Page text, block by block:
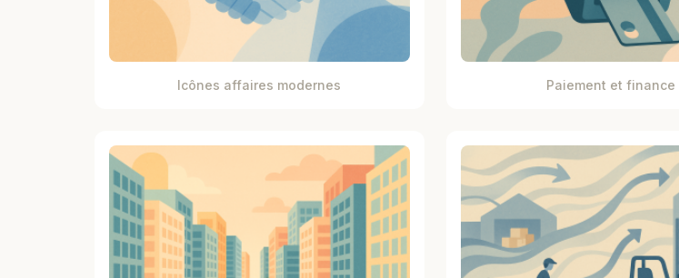
Icônes affaires modernes Paiement et finance